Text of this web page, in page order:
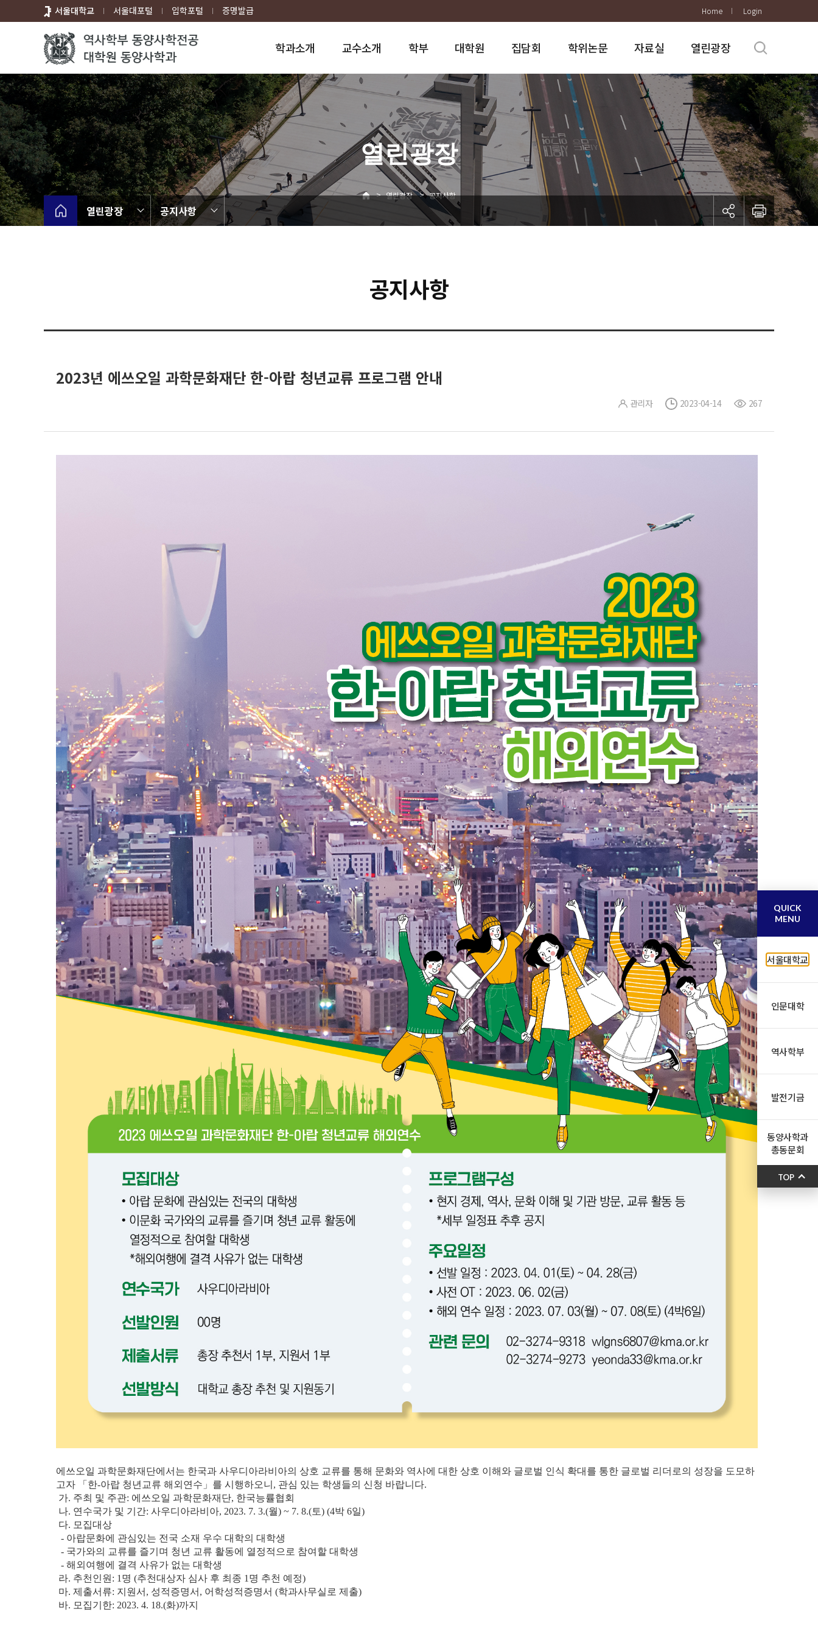
로
뉴
서울대학교 서울대포털 입학포털 증명발급 Home Login
학과소개 교수소개 학부 대학원 집담회 학위논문 자료실 열린광장
열린광장
> 열린광장 > 공지사항
열린광장 공지사항
공지사항
2023년 에쓰오일 과학문화재단 한-아랍 청년교류 프로그램 안내
관리자 2023-04-14 267
에쓰오일 과학문화재단에서는 한국과 사우디아라비아의 상호 교류를 통해 문화와 역사에 대한 상호 이해와 글로벌 인식 확대를 통한 글로벌 리더로의 성장을 도모하
고자 「한-아랍 청년교류 해외연수」를 시행하오니, 관심 있는 학생들의 신청 바랍니다.
가. 주최 및 주관: 에쓰오일 과학문화재단, 한국능률협회
나. 연수국가 및 기간: 사우디아라비아, 2023. 7. 3.(월) ~ 7. 8.(토) (4박 6일)
다. 모집대상
- 아랍문화에 관심있는 전국 소재 우수 대학의 대학생
- 국가와의 교류를 즐기며 청년 교류 활동에 열정적으로 참여할 대학생
- 해외여행에 결격 사유가 없는 대학생
라. 추천인원: 1명 (추천대상자 심사 후 최종 1명 추천 예정)
마. 제출서류: 지원서, 성적증명서, 어학성적증명서 (학과사무실로 제출)
바. 모집기한: 2023. 4. 18.(화)까지
QUICK
MENU
서울대학교
인문대학
역사학부
발전기금
동양사학과
총동문회
TOP